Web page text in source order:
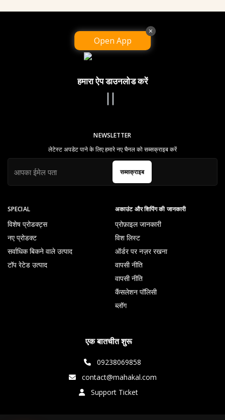
हमारा ऐप डाउनलोड करें
SPECIAL
विशेष प्रोडक्ट्स
नए प्रोडक्ट
सर्वाधिक बिकने वाले उत्पाद
टॉप रेटेड उत्पाद
अकाउंट और शिपिंग की जानकारी
प्रोफ़ाइल जानकारी
विश लिस्ट
ऑर्डर पर नज़र रखना
वापसी नीति
वापसी नीति
कैंसलेशन पॉलिसी
ब्लॉग
NEWSLETTER
लेटेस्ट अपडेट पाने के लिए हमारे नए चैनल को सब्सक्राइब करें
सब्सक्राइब
एक बातचीत शुरू
09238069858
contact@mahakal.com
Support Ticket
Open App
×